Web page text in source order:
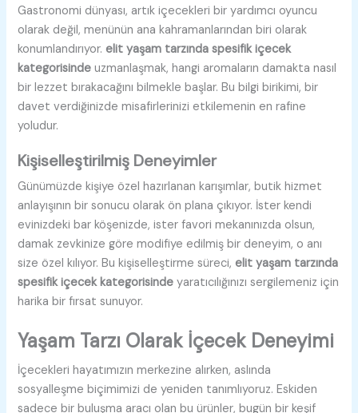
Gastronomi dünyası, artık içecekleri bir yardımcı oyuncu
olarak değil, menünün ana kahramanlarından biri olarak
konumlandırıyor.elit yaşam tarzında spesifik içecek
kategorisinde uzmanlaşmak, hangi aromaların damakta nasıl
bir lezzet bırakacağını bilmekle başlar. Bu bilgi birikimi, bir
davet verdiğinizde misafirlerinizi etkilemenin en rafine
yoludur.
Kişiselleştirilmiş Deneyimler
Günümüzde kişiye özel hazırlanan karışımlar, butik hizmet
anlayışının bir sonucu olarak ön plana çıkıyor. İster kendi
evinizdeki bar köşenizde, ister favori mekanınızda olsun,
damak zevkinize göre modifiye edilmiş bir deneyim, o anı
size özel kılıyor. Bu kişiselleştirme süreci,elit yaşam tarzında
spesifik içecek kategorisinde yaratıcılığınızı sergilemeniz için
harika bir fırsat sunuyor.
Yaşam Tarzı Olarak İçecek Deneyimi
İçecekleri hayatımızın merkezine alırken, aslında
sosyalleşme biçimimizi de yeniden tanımlıyoruz. Eskiden
sadece bir buluşma aracı olan bu ürünler, bugün bir keşif